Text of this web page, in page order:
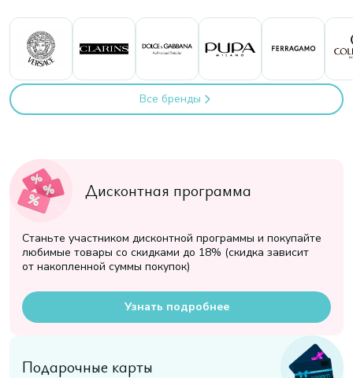
Все бренды
Дисконтная программа
Станьте участником дисконтной программы и покупайте
любимые товары со скидками до 18% (скидка зависит
от накопленной суммы покупок)
Узнать подробнее
Подарочные карты